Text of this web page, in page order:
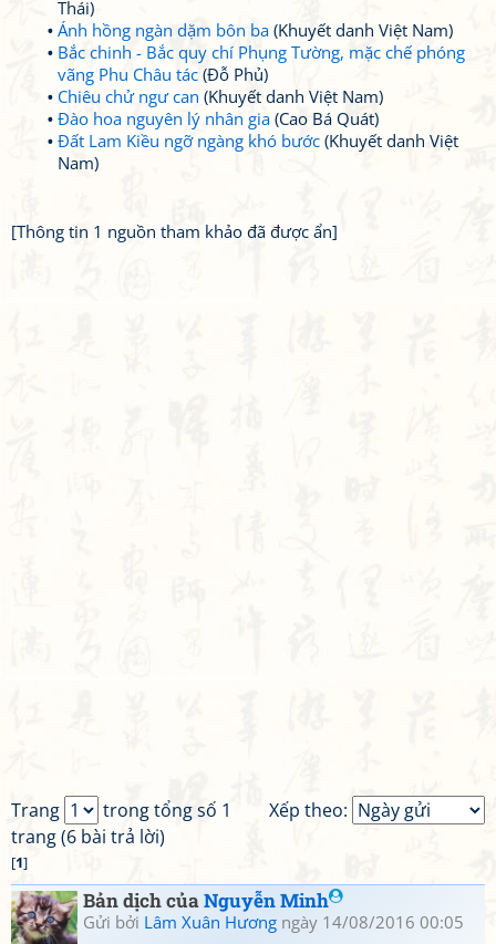
Thái)
Ánh hồng ngàn dặm bôn ba (Khuyết danh Việt Nam)
Bắc chinh - Bắc quy chí Phụng Tường, mặc chế phóng
vãng Phu Châu tác (Đỗ Phủ)
Chiêu chử ngư can (Khuyết danh Việt Nam)
Đào hoa nguyên lý nhân gia (Cao Bá Quát)
Đất Lam Kiều ngỡ ngàng khó bước (Khuyết danh Việt
Nam)
[Thông tin 1 nguồn tham khảo đã được ẩn]
Xếp theo:
Trang
trong tổng số 1
trang (6 bài trả lời)
[1]
Bản dịch củaNguyễn Minh
Gửi bởi Lâm Xuân Hương ngày 14/08/2016 00:05